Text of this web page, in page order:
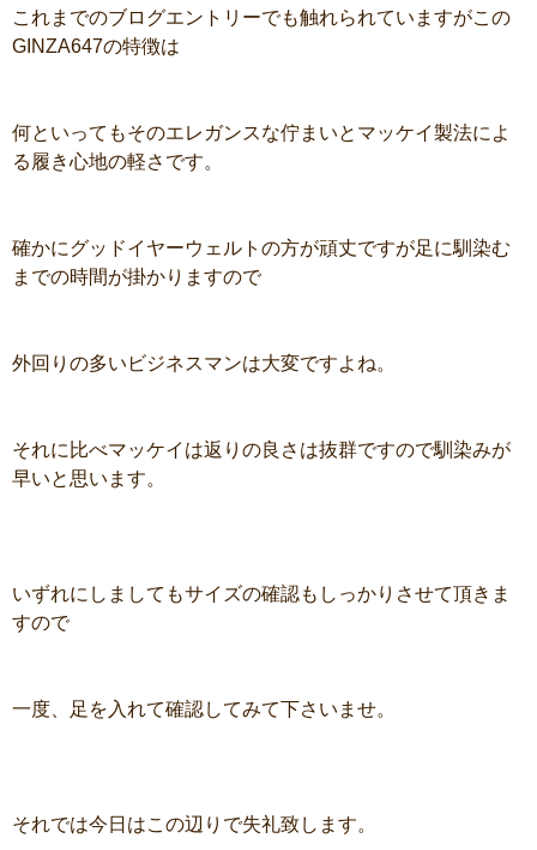
これまでのブログエントリーでも触れられていますがこの
GINZA647の特徴は
何といってもそのエレガンスな佇まいとマッケイ製法によ
る履き心地の軽さです。
確かにグッドイヤーウェルトの方が頑丈ですが足に馴染む
までの時間が掛かりますので
外回りの多いビジネスマンは大変ですよね。
それに比べマッケイは返りの良さは抜群ですので馴染みが
早いと思います。
いずれにしましてもサイズの確認もしっかりさせて頂きま
すので
一度、足を入れて確認してみて下さいませ。
それでは今日はこの辺りで失礼致します。